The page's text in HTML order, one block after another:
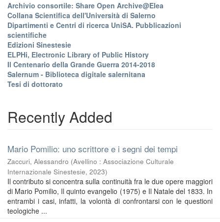
Archivio consortile: Share Open Archive@Elea
Collana Scientifica dell'Università di Salerno
Dipartimenti e Centri di ricerca UniSA. Pubblicazioni
scientifiche
Edizioni Sinestesie
ELPHi, Electronic Library of Public History
Il Centenario della Grande Guerra 2014-2018
Salernum - Biblioteca digitale salernitana
Tesi di dottorato
Recently Added
Mario Pomilio: uno scrittore e i segni dei tempi
Zaccuri, Alessandro (Avellino : Associazione Culturale
Internazionale Sinestesie, 2023)
Il contributo si concentra sulla continuità fra le due opere maggiori
di Mario Pomilio, Il quinto evangelio (1975) e Il Natale del 1833. In
entrambi i casi, infatti, la volontà di confrontarsi con le questioni
teologiche ...